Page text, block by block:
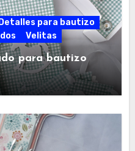
Detalles para bautizo
Velitas
para bautizo